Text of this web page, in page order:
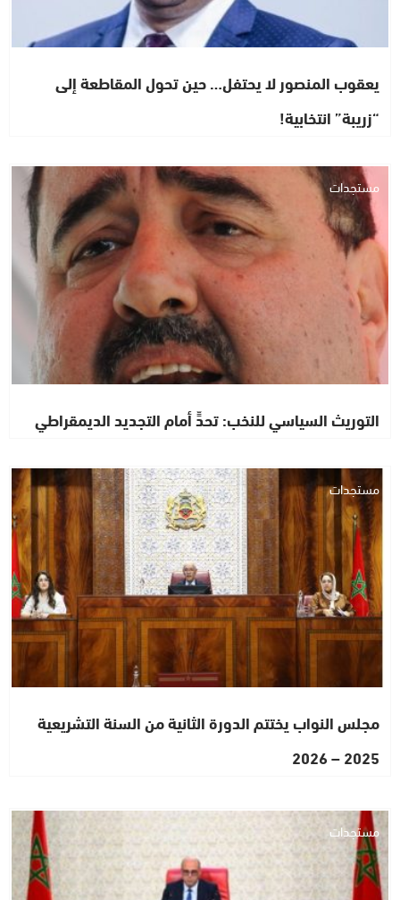
يعقوب المنصور لا يحتفل… حين تحول المقاطعة إلى
“زريبة” انتخابية!
مستجدات
التوريث السياسي للنخب: تحدٍّ أمام التجديد الديمقراطي
مستجدات
مجلس النواب يختتم الدورة الثانية من السنة التشريعية
2025 – 2026
مستجدات